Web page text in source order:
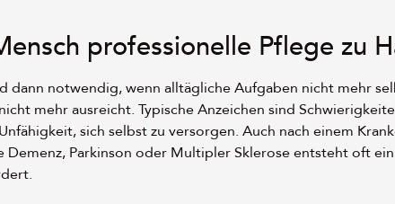
professionelle Pflege zu
dann notwendig, wenn alltägliche Aufgaben nicht mehr
mehr ausreicht. Typische Anzeichen sind
sich selbst zu versorgen. Auch nach einem
Parkinson oder Multipler Sklerose entsteht oft